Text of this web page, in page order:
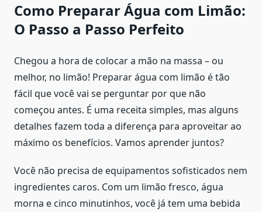
Como Preparar Água com Limão:
O Passo a Passo Perfeito
Chegou a hora de colocar a mão na massa – ou
melhor, no limão! Preparar água com limão é tão
fácil que você vai se perguntar por que não
começou antes. É uma receita simples, mas alguns
detalhes fazem toda a diferença para aproveitar ao
máximo os benefícios. Vamos aprender juntos?
Você não precisa de equipamentos sofisticados nem
ingredientes caros. Com um limão fresco, água
morna e cinco minutinhos, você já tem uma bebida